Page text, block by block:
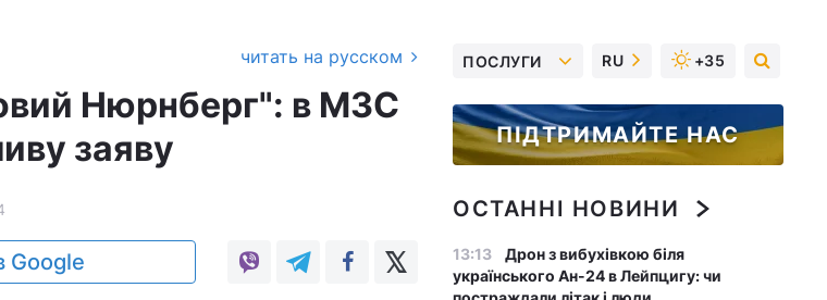
читать на русском
Нюрнберг": в МЗС
заяву
Google
ПОСЛУГИ RU +35
ПІДТРИМАЙТЕ НАС
ОСТАННІ НОВИНИ
13:13
Дрон з вибухівкою біля
українського Ан-24 в Лейпцигу: чи